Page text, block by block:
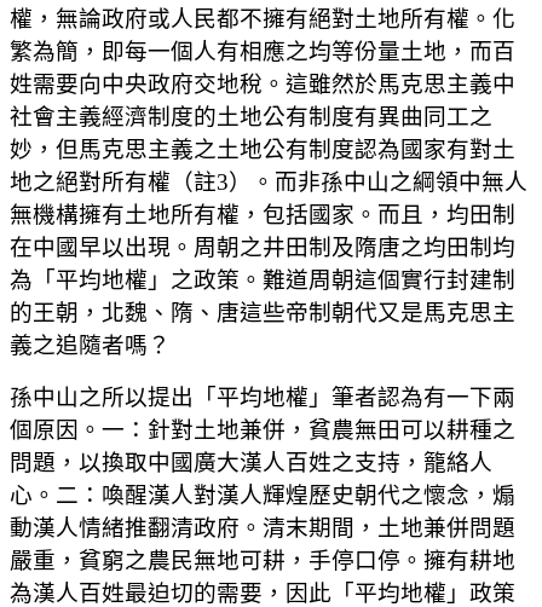
權，無論政府或人民都不擁有絕對土地所有權。化
繁為簡，即每一個人有相應之均等份量土地，而百
姓需要向中央政府交地稅。這雖然於馬克思主義中
社會主義經濟制度的土地公有制度有異曲同工之
妙，但馬克思主義之土地公有制度認為國家有對土
地之絕對所有權 （註3）
。而非孫中山之綱領中無人
無機構擁有土地所有權，包括國家。而且，均田制
在中國早以出現。周朝之井田制及隋唐之均田制均
為「平均地權」之政策。難道周朝這個實行封建制
的王朝，北魏、隋、唐這些帝制朝代又是馬克思主
義之追隨者嗎？
孫中山之所以提出「平均地權」筆者認為有一下兩
個原因。一：針對土地兼併，貧農無田可以耕種之
問題，以換取中國廣大漢人百姓之支持，籠絡人
心。二：喚醒漢人對漢人輝煌歷史朝代之懷念，煽
動漢人情緒推翻清政府。清末期間，土地兼併問題
嚴重，貧窮之農民無地可耕，手停口停。擁有耕地
為漢人百姓最迫切的需要，因此「平均地權」政策